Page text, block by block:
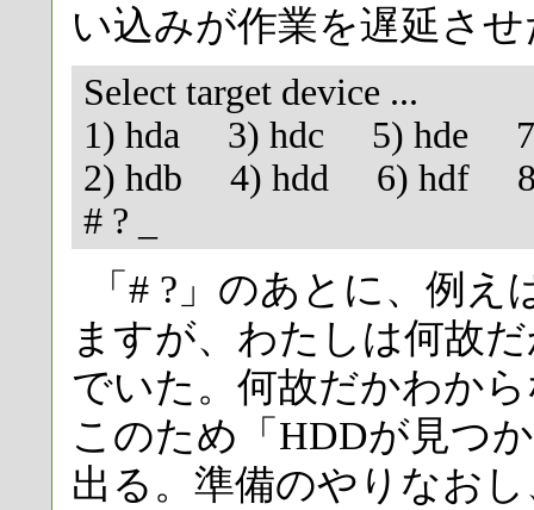
い込みが作業を遅延さ
Select target device ...
1) hda 3) hdc 5) hde
2) hdb 4) hdd 6) hdf
# ? _
「# ?」のあとに、例
ますが、わたしは何故
でいた。何故だかわか
このため「HDDが見つ
出る。準備のやりなお